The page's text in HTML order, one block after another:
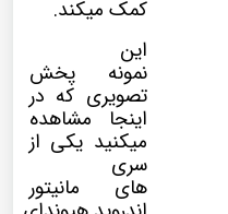
کمک میکند.
این
نمونه پخش
تصویری که در
اینجا مشاهده
میکنید یکی از
سری
های مانیتور